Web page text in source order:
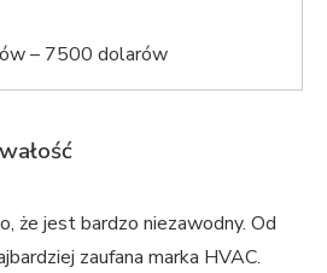
– 7500 dolarów
że jest bardzo niezawodny. Od
zaufana marka HVAC.